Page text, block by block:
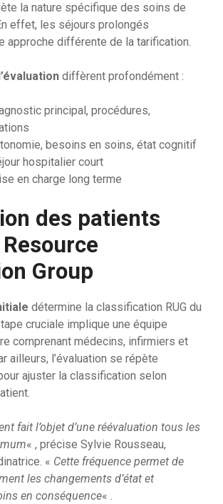
la nature spécifique des soins de
effet, les séjours prolongés
approche différente de la tarification.
diffèrent profondément :
principal, procédures,
besoins en soins, état cognitif
hospitalier court
en charge long terme
des patients
Group
détermine la classification RUG du
cruciale implique une équipe
comprenant médecins, infirmiers et
ailleurs, l’évaluation se répète
ajuster la classification selon
fait l’objet d’une réévaluation tous les
« , précise Sylvie Rousseau,
« Cette fréquence permet de
les changements d’état et
en conséquence« .